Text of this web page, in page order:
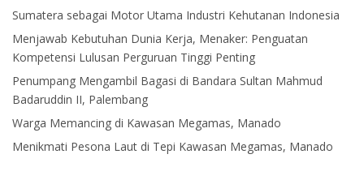
Sumatera sebagai Motor Utama Industri Kehutanan Indonesia
Menjawab Kebutuhan Dunia Kerja, Menaker: Penguatan
Kompetensi Lulusan Perguruan Tinggi Penting
Penumpang Mengambil Bagasi di Bandara Sultan Mahmud
Badaruddin II, Palembang
Warga Memancing di Kawasan Megamas, Manado
Menikmati Pesona Laut di Tepi Kawasan Megamas, Manado